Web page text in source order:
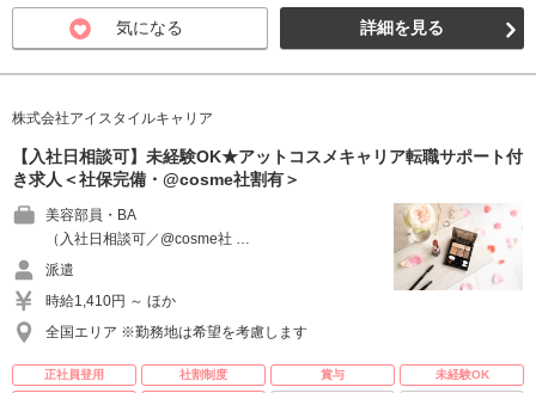
気になる 詳細を見る
株式会社アイスタイルキャリア
【入社日相談可】未経験OK★アットコスメキャリア転職サポート付
き求人＜社保完備・@cosme社割有＞
美容部員・BA
（入社日相談可／@cosme社 …
派遣
時給1,410円 ～ ほか
全国エリア ※勤務地は希望を考慮します
正社員登用 社割制度 賞与
未経験OK